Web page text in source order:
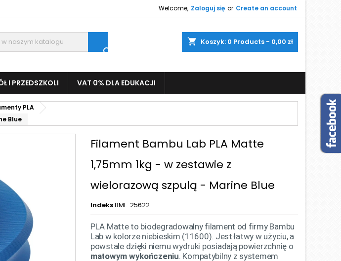
Welcome, Zaloguj się or Create an account
shopping_cart Koszyk: 0 Products - 0,00 zł

I PRZEDSZKOLI VAT 0% DLA EDUKACJI
PLA
Blue
Filament Bambu Lab PLA Matte
1,75mm 1kg - w zestawie z
wielorazową szpulą - Marine Blue
IndeksBML-25622
PLA Matte to biodegradowalny filament od firmy Bambu
Lab w kolorze niebieskim (11600). Jest łatwy w użyciu, a
powstałe dzięki niemu wydruki posiadają powierzchnię o
matowym wykończeniu. Kompatybilny z systemem